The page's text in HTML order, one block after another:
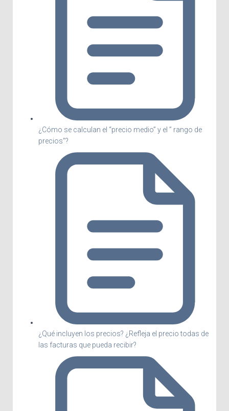
¿Cómo se calculan el “precio medio” y el ” rango de
precios”?
¿Qué incluyen los precios? ¿Refleja el precio todas de
las facturas que pueda recibir?